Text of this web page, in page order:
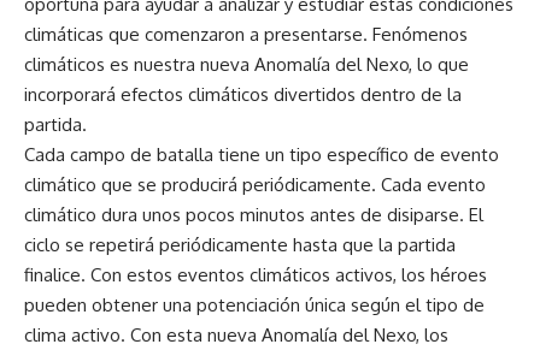
climáticas que comenzaron a presentarse. Fenómenos
climáticos es nuestra nueva Anomalía del Nexo, lo que
incorporará efectos climáticos divertidos dentro de la
partida.
Cada campo de batalla tiene un tipo específico de evento
climático que se producirá periódicamente. Cada evento
climático dura unos pocos minutos antes de disiparse. El
ciclo se repetirá periódicamente hasta que la partida
finalice. Con estos eventos climáticos activos, los héroes
pueden obtener una potenciación única según el tipo de
clima activo. Con esta nueva Anomalía del Nexo, los